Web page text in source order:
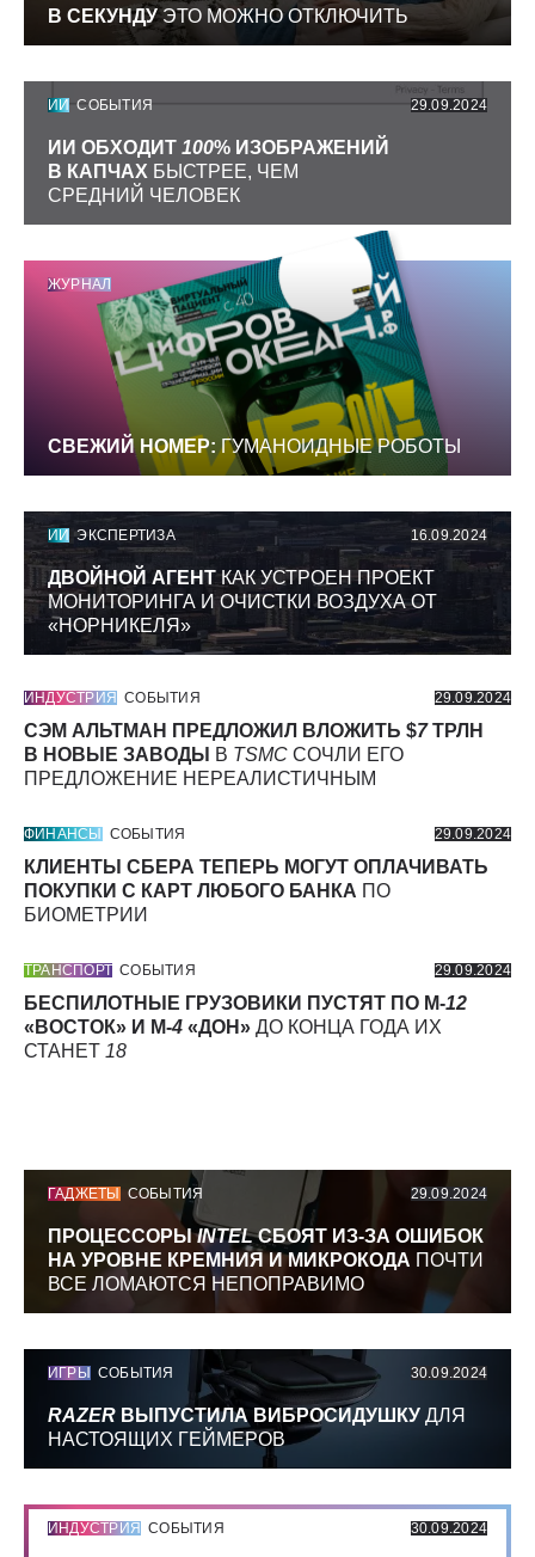
В СЕКУНДУЭТО МОЖНО ОТКЛЮЧИТЬ
ИИ СОБЫТИЯ 29.09.2024
ИИ ОБХОДИТ 100% ИЗОБРАЖЕНИЙ
В КАПЧАХ БЫСТРЕЕ, ЧЕМ
СРЕДНИЙ ЧЕЛОВЕК
ЖУРНАЛ
СВЕЖИЙ НОМЕР: ГУМАНОИДНЫЕ РОБОТЫ
ИИ ЭКСПЕРТИЗА 16.09.2024
ДВОЙНОЙ АГЕНТКАК УСТРОЕН ПРОЕКТ
МОНИТОРИНГА И ОЧИСТКИ ВОЗДУХА ОТ
«НОРНИКЕЛЯ»
ИНДУСТРИЯ СОБЫТИЯ 29.09.2024
СЭМ АЛЬТМАН ПРЕДЛОЖИЛ ВЛОЖИТЬ $7ТРЛН
В НОВЫЕ ЗАВОДЫ
В TSMC СОЧЛИ ЕГО
ПРЕДЛОЖЕНИЕ НЕРЕАЛИСТИЧНЫМ
ФИНАНСЫ СОБЫТИЯ 29.09.2024
КЛИЕНТЫ СБЕРА ТЕПЕРЬ МОГУТ ОПЛАЧИВАТЬ
ПОКУПКИ С КАРТ ЛЮБОГО БАНКА ПО
БИОМЕТРИИ
ТРАНСПОРТ СОБЫТИЯ 29.09.2024
БЕСПИЛОТНЫЕ ГРУЗОВИКИ ПУСТЯТ ПО М-12
«ВОСТОК» И М-4 «ДОН» ДО КОНЦА ГОДА ИХ
СТАНЕТ 18
ГАДЖЕТЫ СОБЫТИЯ 29.09.2024
ПРОЦЕССОРЫINTELСБОЯТ ИЗ-ЗА ОШИБОК
НА УРОВНЕ КРЕМНИЯ И МИКРОКОДА ПОЧТИ
ВСЕ ЛОМАЮТСЯ НЕПОПРАВИМО
ИГРЫ СОБЫТИЯ 30.09.2024
RAZER ВЫПУСТИЛА ВИБРОСИДУШКУ ДЛЯ
НАСТОЯЩИХ ГЕЙМЕРОВ
ИНДУСТРИЯ СОБЫТИЯ 30.09.2024